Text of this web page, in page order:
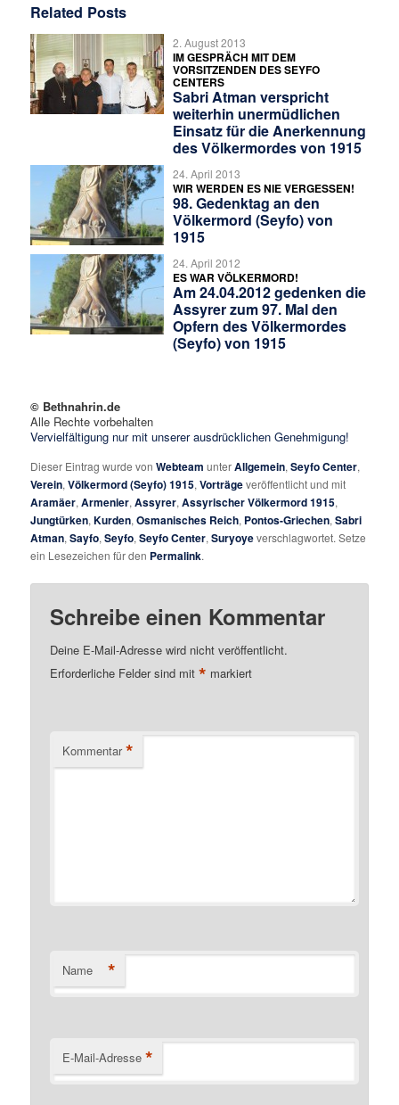
Related Posts
2. August 2013
IM GESPRÄCH MIT DEM
VORSITZENDEN DES SEYFO
CENTERS
Sabri Atman verspricht
weiterhin unermüdlichen
Einsatz für die Anerkennung
des Völkermordes von 1915
24. April 2013
WIR WERDEN ES NIE VERGESSEN!
98. Gedenktag an den
Völkermord (Seyfo) von
1915
24. April 2012
ES WAR VÖLKERMORD!
Am 24.04.2012 gedenken die
Assyrer zum 97. Mal den
Opfern des Völkermordes
(Seyfo) von 1915
© Bethnahrin.de
Alle Rechte vorbehalten
Vervielfältigung nur mit unserer ausdrücklichen Genehmigung!
Dieser Eintrag wurde vonWebteam unterAllgemein,Seyfo Center,
Verein,Völkermord (Seyfo) 1915,Vorträgeveröffentlicht und mit
Aramäer,Armenier,Assyrer,Assyrischer Völkermord 1915,
Jungtürken,Kurden,Osmanisches Reich, Pontos-Griechen,Sabri
Atman,Sayfo,Seyfo,Seyfo Center,Suryoyeverschlagwortet. Setze
ein Lesezeichen für den Permalink.
Schreibe einen Kommentar
Deine E-Mail-Adresse wird nicht veröffentlicht.
Erforderliche Felder sind mit* markiert
Kommentar *
Name *
E-Mail-Adresse *